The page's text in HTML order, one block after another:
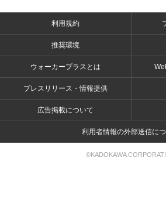
利用規約
推奨環境
ウォーカープラスとは
プレスリリース・情報提供
広告掲載について
利用者情報の外部送信に
©KADOKAWA